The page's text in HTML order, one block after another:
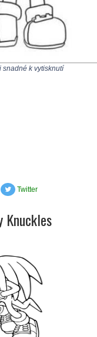
snadné k vytisknutí
Twitter
Knuckles